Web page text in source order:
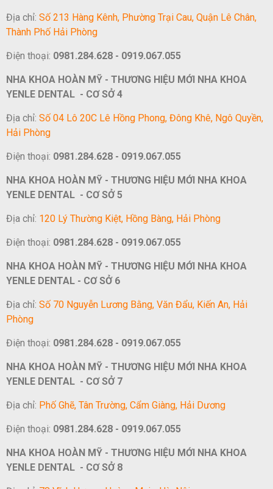
Địa chỉ: Số 213 Hàng Kênh, Phường Trại Cau, Quận Lê Chân,
Thành Phố Hải Phòng
Điện thoại: 0981.284.628 - 0919.067.055
NHA KHOA HOÀN MỸ - THƯƠNG HIỆU MỚI NHA KHOA
YENLE DENTAL - CƠ SỞ 4
Địa chỉ: Số 04 Lô 20C Lê Hồng Phong, Đông Khê, Ngô Quyền,
Hải Phòng
Điện thoại: 0981.284.628 - 0919.067.055
NHA KHOA HOÀN MỸ - THƯƠNG HIỆU MỚI NHA KHOA
YENLE DENTAL - CƠ SỞ 5
Địa chỉ: 120 Lý Thường Kiệt, Hồng Bàng, Hải Phòng
Điện thoại: 0981.284.628 - 0919.067.055
NHA KHOA HOÀN MỸ - THƯƠNG HIỆU MỚI NHA KHOA
YENLE DENTAL - CƠ SỞ 6
Địa chỉ: Số 70 Nguyễn Lương Bằng, Văn Đẩu, Kiến An, Hải
Phòng
Điện thoại: 0981.284.628 - 0919.067.055
NHA KHOA HOÀN MỸ - THƯƠNG HIỆU MỚI NHA KHOA
YENLE DENTAL - CƠ SỞ 7
Địa chỉ: Phố Ghẽ, Tân Trường, Cẩm Giàng, Hải Dương
Điện thoại: 0981.284.628 - 0919.067.055
NHA KHOA HOÀN MỸ - THƯƠNG HIỆU MỚI NHA KHOA
YENLE DENTAL - CƠ SỞ 8